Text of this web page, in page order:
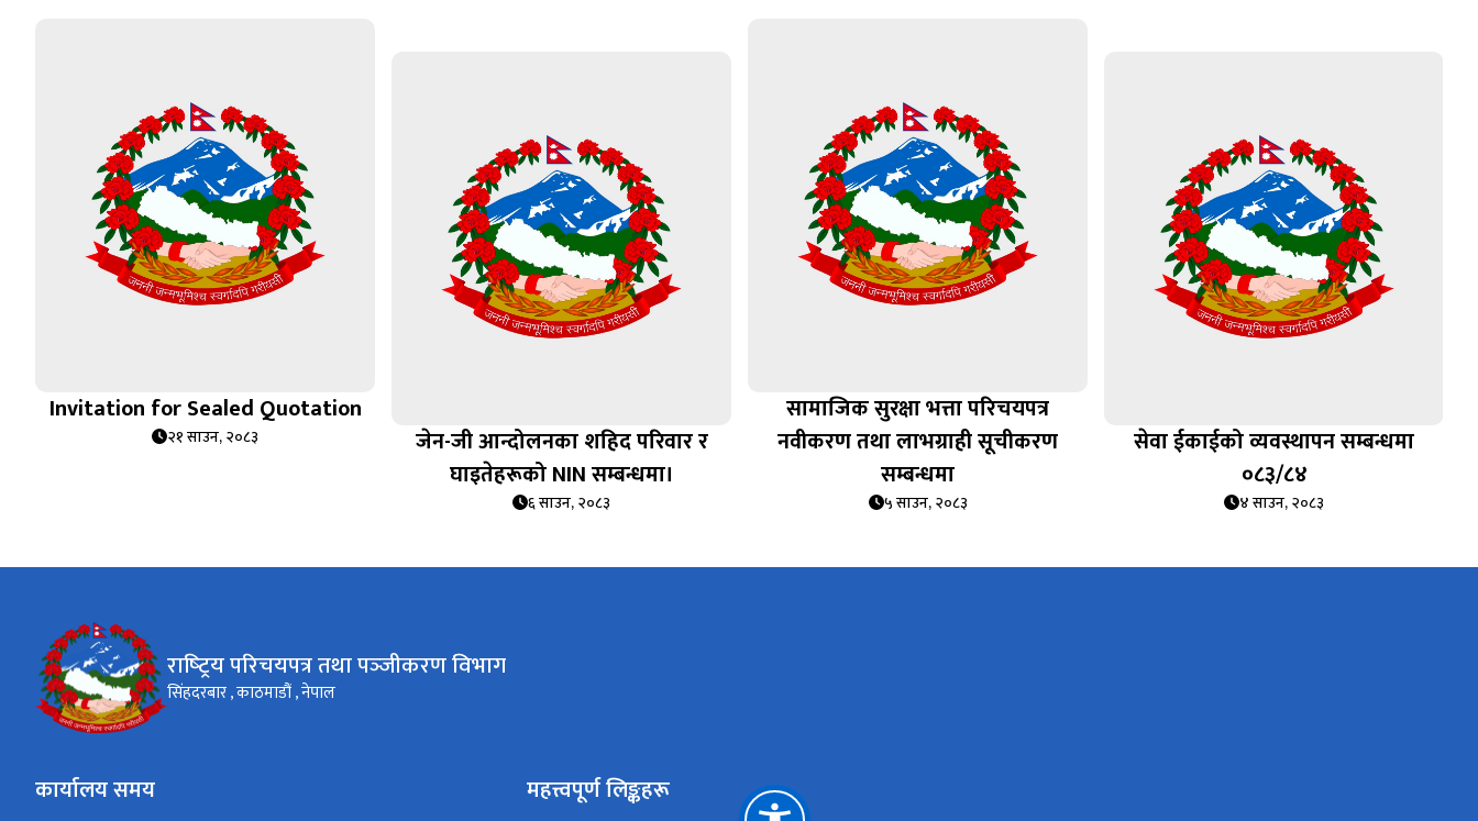
Invitation for Sealed Quotation
२१ साउन, २०८३
जेन-जी आन्दोलनका शहिद परिवार र
घाइतेहरूको NIN सम्बन्धमा।
६ साउन, २०८३
सामाजिक सुरक्षा भत्ता परिचयपत्र
नवीकरण तथा लाभग्राही सूचीकरण
सम्बन्धमा
५ साउन, २०८३
सेवा ईकाईको व्यवस्थापन सम्बन्धमा
०८३/८४
४ साउन, २०८३
राष्‍ट्रिय परिचयपत्र तथा पञ्‍जीकरण विभाग
सिंहदरबार , काठमाडौं , नेपाल
कार्यालय समय महत्त्वपूर्ण लिङ्कहरू